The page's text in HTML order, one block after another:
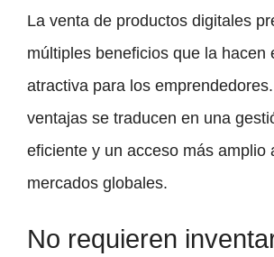
La venta de productos digitales
múltiples beneficios que la hacen
atractiva para los
ventajas se traducen en una
eficiente y un acceso más amplio
mercados globales.
No requieren